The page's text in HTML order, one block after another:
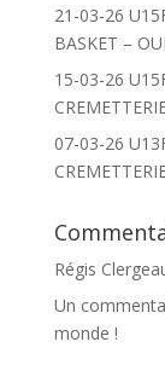
21-03-26
BASKET –
15-03-26
07-03-26
Régis
Un
monde !